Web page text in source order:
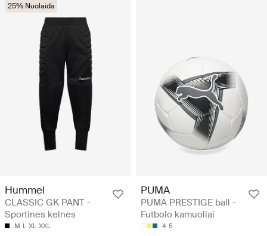
25% Nuolaida
Hummel
CLASSIC GK PANT -
Sportinės kelnės
M L XL XXL
PUMA
PUMA PRESTIGE ball -
Futbolo kamuoliai
4 5